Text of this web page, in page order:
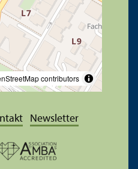
contributors
Newsletter